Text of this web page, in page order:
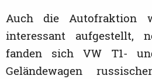
Auch die Autofraktion
interessant aufgestellt,
fanden sich VW T1-
Geländewagen